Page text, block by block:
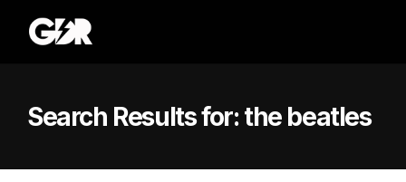
Search Results for:the beatles